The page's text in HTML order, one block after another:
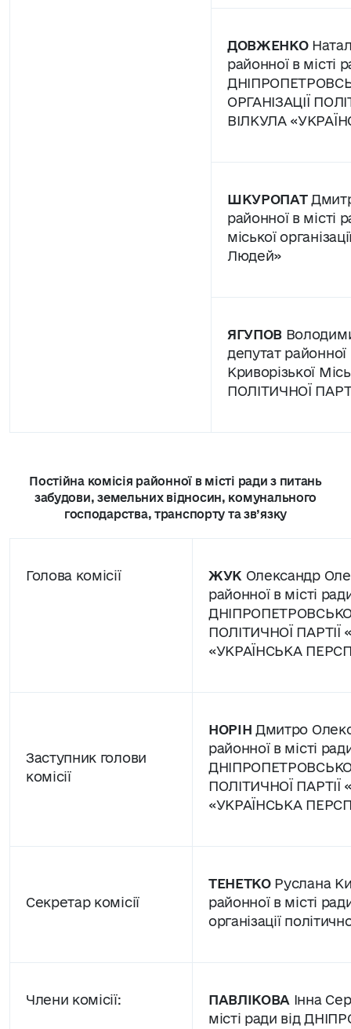
ДОВЖЕНКО
районної в місті
ОРГАНІЗАЦІЇ
ВІЛКУЛА
ШКУРОПАТ
районної в місті
міської
Людей»
ЯГУПОВ
депутат районної
Криворізької
ПОЛІТИЧНОЇ
Постійна комісія районної в місті ради з питань
забудови, земельних відносин, комунального
господарства, транспорту та зв’язку
Голова комісії ЖУК Олександр
районної в місті
ПОЛІТИЧНОЇ ПАРТІЇ
«УКРАЇНСЬКА
Заступник голови
комісії
НОРІН Дмитро
районної в місті
ПОЛІТИЧНОЇ ПАРТІЇ
«УКРАЇНСЬКА
Секретар комісії
ТЕНЕТКОРуслана
районної в місті
організації
Члени комісії: ПАВЛІКОВА Інна
місті ради від